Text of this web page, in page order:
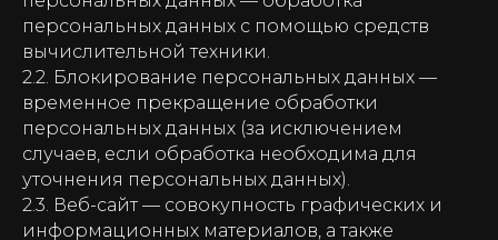
персональных данных с помощью средств
вычислительной техники.
2.2. Блокирование персональных данных —
временное прекращение обработки
персональных данных (за исключением
случаев, если обработка необходима для
уточнения персональных данных).
2.3. Веб-сайт — совокупность графических и
информационных материалов, а также